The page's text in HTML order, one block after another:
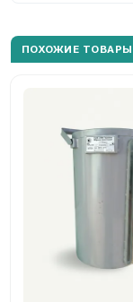
ПОХОЖИЕ ТОВАРЫ